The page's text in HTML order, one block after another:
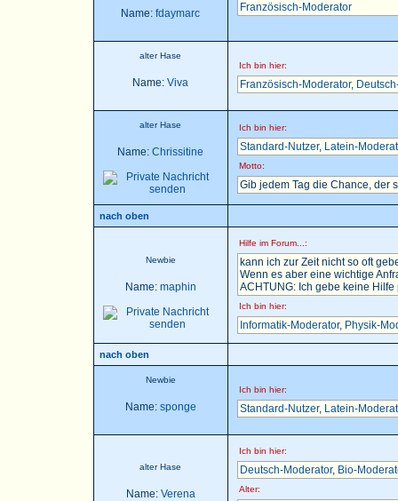
Name: fdaymarc Französisch-Moderator
alter Hase
Name: Viva
Ich bin hier:
Französisch-Moderator,
alter Hase
Name: Chrissitine
Ich bin hier:
Standard-Nutzer, Latein-
Motto:
Gib jedem Tag die Chance, der
nach oben
Newbie
Name: maphin
Hilfe im Forum...:
kann ich zur Zeit nicht so oft
Wenn es aber eine wichtige
ACHTUNG: Ich gebe keine
Ich bin hier:
Informatik-Moderator, Physik-
nach oben
Newbie
Name: sponge
Ich bin hier:
Standard-Nutzer, Latein-
alter Hase
Name: Verena
Ich bin hier:
Deutsch-Moderator, Bio-
Alter: